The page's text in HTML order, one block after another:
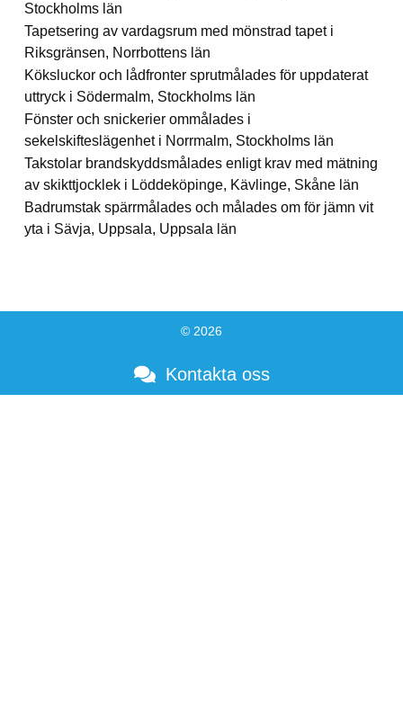
Stockholms län
Tapetsering av vardagsrum med mönstrad tapet i
Riksgränsen, Norrbottens län
Köksluckor och lådfronter sprutmålades för uppdaterat
uttryck i Södermalm, Stockholms län
Fönster och snickerier ommålades i
sekelskifteslägenhet i Norrmalm, Stockholms län
Takstolar brandskyddsmålades enligt krav med mätning
av skikttjocklek i Löddeköpinge, Kävlinge, Skåne län
Badrumstak spärrmålades och målades om för jämn vit
yta i Sävja, Uppsala, Uppsala län
© 2026
Kontakta oss